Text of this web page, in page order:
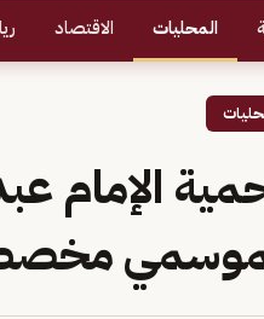
المحليات الاقتصاد
الإمام